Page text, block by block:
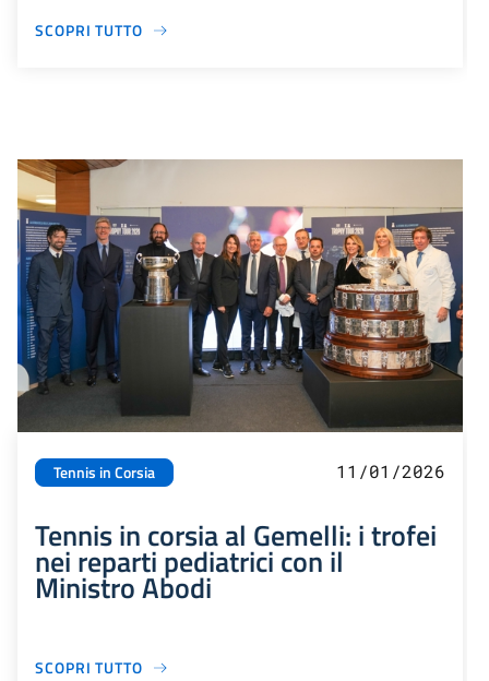
SCOPRI TUTTO
Tennis in Corsia 11/01/2026
Tennis in corsia al Gemelli: i trofei
nei reparti pediatrici con il
Ministro Abodi
SCOPRI TUTTO